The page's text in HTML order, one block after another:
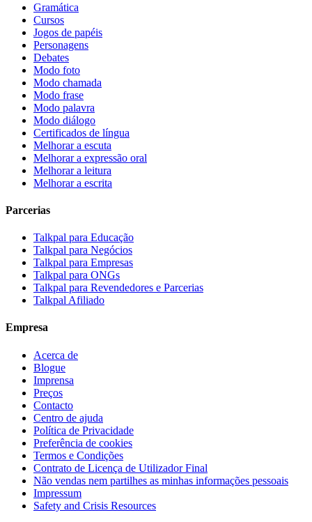
Gramática
Cursos
Jogos de papéis
Personagens
Debates
Modo foto
Modo chamada
Modo frase
Modo palavra
Modo diálogo
Certificados de língua
Melhorar a escuta
Melhorar a expressão oral
Melhorar a leitura
Melhorar a escrita
Parcerias
Talkpal para Educação
Talkpal para Negócios
Talkpal para Empresas
Talkpal para ONGs
Talkpal para Revendedores e Parcerias
Talkpal Afiliado
Empresa
Acerca de
Blogue
Imprensa
Preços
Contacto
Centro de ajuda
Política de Privacidade
Preferência de cookies
Termos e Condições
Contrato de Licença de Utilizador Final
Não vendas nem partilhes as minhas informações pessoais
Impressum
Safety and Crisis Resources